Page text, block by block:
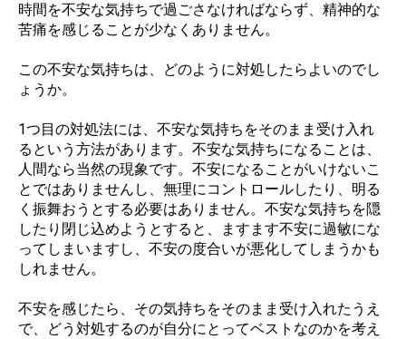
時間を不安な気持ちで過ごさなければならず、精神的な
苦痛を感じることが少なくありません。
この不安な気持ちは、どのように対処したらよいのでし
ょうか。
1つ目の対処法には、不安な気持ちをそのまま受け入れ
るという方法があります。不安な気持ちになることは、
人間なら当然の現象です。不安になることがいけないこ
とではありませんし、無理にコントロールしたり、明る
く振舞おうとする必要はありません。不安な気持ちを隠
したり閉じ込めようとすると、ますます不安に過敏にな
ってしまいますし、不安の度合いが悪化してしまうかも
しれません。
不安を感じたら、その気持ちをそのまま受け入れたうえ
で、どう対処するのが自分にとってベストなのかを考え